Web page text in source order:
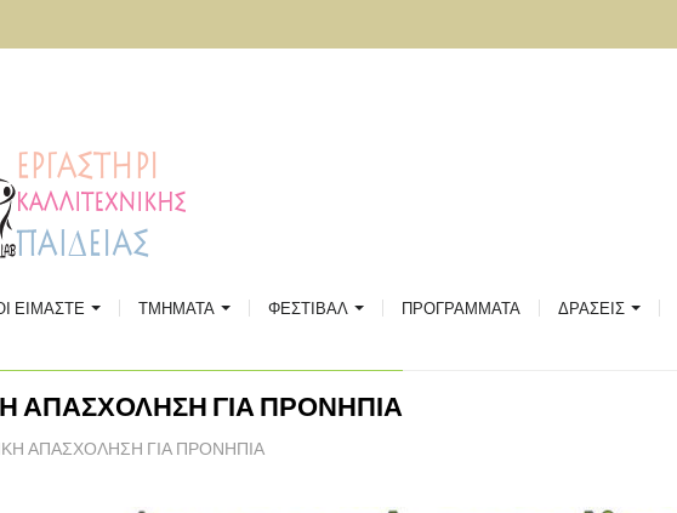
ΕΙΜΑΣΤΕ
ΠΟΛΙΤΙΣΜΟΥ "ΑΘΗΝΑ"
ΤΜΗΜΑΤΑ
ΕΛΛΗΝΙΚΟΥ ΛΟΓΟΥ ΚΑΙ ΦΙΛΟΣΟΦΙΑΣ
ΧΟΡΟΥ
ΣΚΑΚΙ
ΔΗΜΙΟΥΡΓΙΚΗ ΑΠΑΣΧΟΛΗΣΗ ΓΙΑ ΠΡΟΝΗΠΙΑ
ΦΕΣΤΙΒΑΛ
ΦΕΣΤΙΒΑΛ GALLERY
ΠΡΟΓΡΑΜΜΑΤΑ ΔΡΑΣΕΙΣ
ΑΠΑΣΧΟΛΗΣΗ ΓΙΑ ΠΡΟΝΗΠΙΑ
ΑΠΑΣΧΟΛΗΣΗ ΓΙΑ ΠΡΟΝΗΠΙΑ